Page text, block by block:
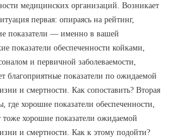
медицинских организаций. Возникает
первая: опираясь на рейтинг,
показатели — именно в вашей
показатели обеспеченности койками,
и первичной заболеваемости,
благоприятные показатели по ожидаемой
и смертности. Как сопоставить? Вторая
где хорошие показатели обеспеченности,
хорошие показатели ожидаемой
и смертности. Как к этому подойти?